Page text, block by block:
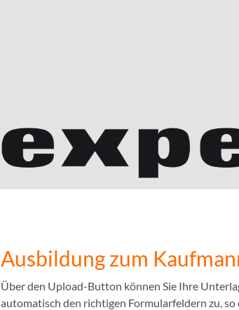
Ausbildung zum
Über den Upload-Button können Sie Ihre
automatisch den richtigen Formularfeldern zu,